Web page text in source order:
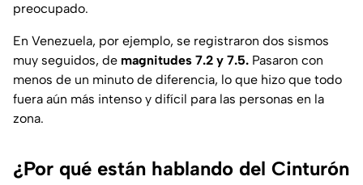
preocupado.
En Venezuela, por ejemplo, se registraron dos sismos
muy seguidos, de magnitudes 7.2 y 7.5. Pasaron con
menos de un minuto de diferencia, lo que hizo que todo
fuera aún más intenso y difícil para las personas en la
zona.
¿Por qué están hablando del Cinturón